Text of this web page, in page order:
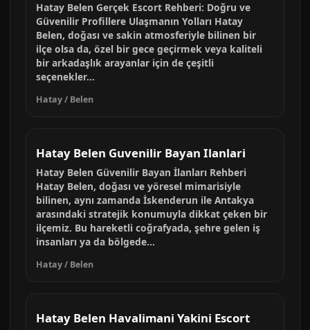
Hatay Belen Gerçek Escort Rehberi: Doğru ve
Güvenilir Profillere Ulaşmanın Yolları Hatay
Belen, doğası ve sakin atmosferiyle bilinen bir
ilçe olsa da, özel bir gece geçirmek veya kaliteli
bir arkadaşlık arayanlar için de çeşitli
seçenekler...
Hatay / Belen
Hatay Belen Guvenilir Bayan Ilanlari
Hatay Belen Güvenilir Bayan İlanları Rehberi
Hatay Belen, doğası ve yöresel mimarisiyle
bilinen, aynı zamanda İskenderun ile Antakya
arasındaki stratejik konumuyla dikkat çeken bir
ilçemiz. Bu hareketli coğrafyada, şehre gelen iş
insanları ya da bölgede...
Hatay / Belen
Hatay Belen Havalimani Yakini Escort